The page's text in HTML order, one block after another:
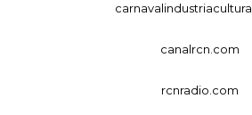
canalrcn.com
rcnradio.com